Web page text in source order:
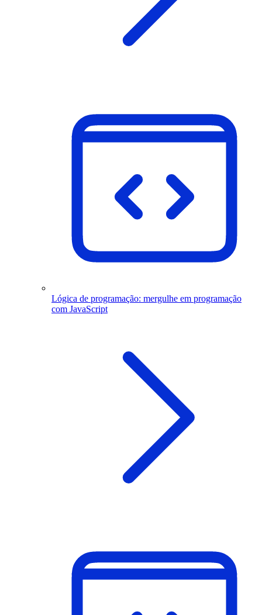
Lógica de programação: mergulhe em programação
com JavaScript